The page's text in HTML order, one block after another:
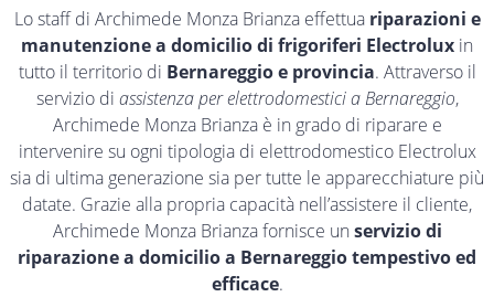
Lo staff di Archimede Monza Brianza effettua riparazioni e
manutenzione a domicilio di frigoriferi Electrolux in
tutto il territorio di Bernareggio e provincia. Attraverso il
servizio di assistenza per elettrodomestici a Bernareggio,
Archimede Monza Brianza è in grado di riparare e
intervenire su ogni tipologia di elettrodomestico Electrolux
sia di ultima generazione sia per tutte le apparecchiature più
datate. Grazie alla propria capacità nell’assistere il cliente,
Archimede Monza Brianza fornisce un servizio di
riparazione a domicilio a Bernareggio tempestivo ed
efficace.